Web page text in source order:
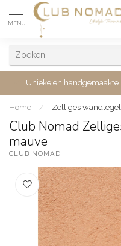
MENU
Unieke en
Home / Zelliges
Club Nomad
mauve
CLUB NOMAD